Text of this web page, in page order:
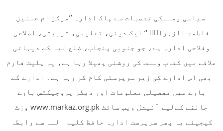
content
سیاسی ومسلکی تعصبات سے پاک ادارہ ’’مرکز ام حسنین
فاطمۃ الزہراءؓ ‘‘ ایک دینی، تعلیمی، تربیتی، اصلاحی
وفلاحی ادارہ ہے، جو جنوبی پنجاب، ضلع لیہ کے دیہاتی
علاقے میں کتاب وسنت کی روشنی پھیلا رہا ہے، یہ پلیٹ فارم
بھی اس ادارے کی زیر سرپرستی کام کر رہا ہے۔ ادارے کے
بارے میں تفصیلی معلومات اور دیگر پروجیکٹس بارے
جاننے کےلیے آفیشل ویب سائٹ www.markaz.org.pk وزٹ
کیجیئے یا پھر سرپرست ادارہ حافظ کلیم اللہ سے رابطہ